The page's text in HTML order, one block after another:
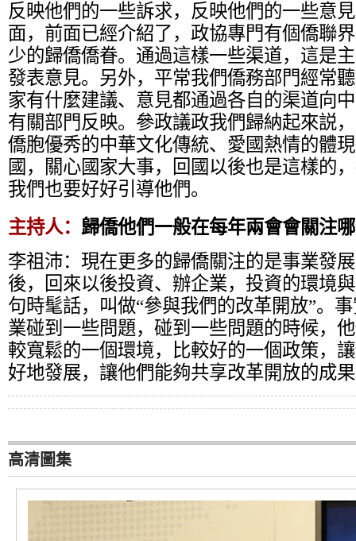
反映他們的一些訴求，反映他們的一些意
面，前面已經介紹了，政協專門有個僑聯
少的歸僑僑眷。通過這樣一些渠道，這是
發表意見。另外，平常我們僑務部門經常
家有什麼建議、意見都通過各自的渠道向
有關部門反映。參政議政我們歸納起來説
僑胞優秀的中華文化傳統、愛國熱情的體
國，關心國家大事，回國以後也是這樣的
我們也要好好引導他們。
主持人： 歸僑他們一般在每年兩會會關注
李祖沛： 現在更多的歸僑關注的是事業發
後，回來以後投資、辦企業，投資的環境
句時髦話，叫做“參與我們的改革開放”。
業碰到一些問題，碰到一些問題的時候，
較寬鬆的一個環境，比較好的一個政策，
好地發展，讓他們能夠共享改革開放的成
高清圖集